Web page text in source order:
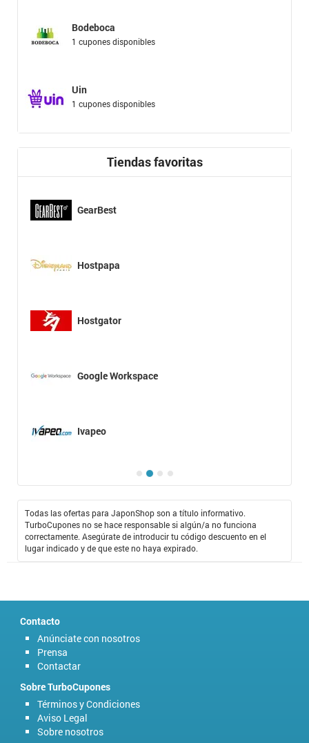
Bodeboca
1 cupones disponibles
Uin
1 cupones disponibles
Tiendas favoritas
GearBest
Hostpapa
Hostgator
Google Workspace
Ivapeo
Todas las ofertas para JaponShop son a título informativo.
TurboCupones no se hace responsable si algún/a no funciona
correctamente. Asegúrate de introducir tu código descuento en el
lugar indicado y de que este no haya expirado.
Contacto
Anúnciate con nosotros
Prensa
Contactar
Sobre TurboCupones
Términos y Condiciones
Aviso Legal
Sobre nosotros